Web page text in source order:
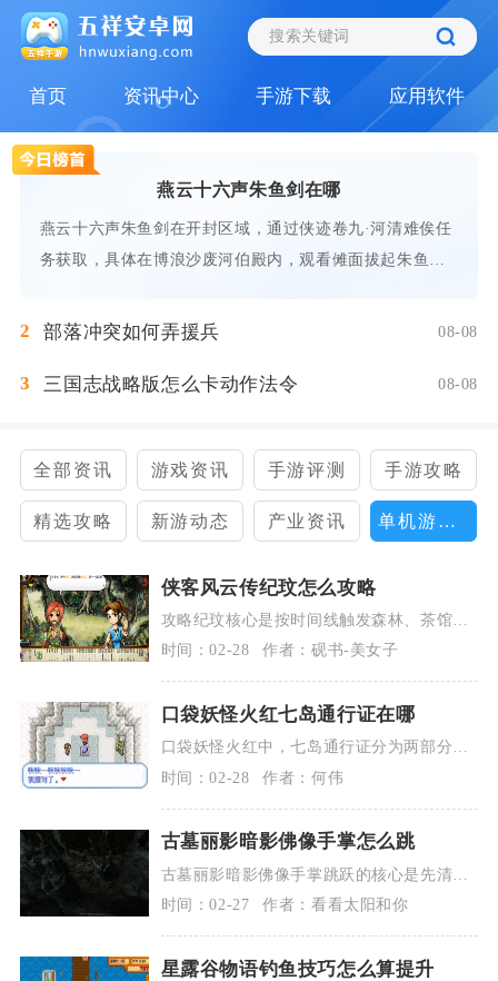
首页 资讯中心 手游下载 应用软件
燕云十六声朱鱼剑在哪
燕云十六声朱鱼剑在开封区域，通过侠迹卷九·河清难俟任
务获取，具体在博浪沙废河伯殿内，观看傩面拔起朱鱼剑
2 部落冲突如何弄援兵 08-08
3 三国志战略版怎么卡动作法令 08-08
全部资讯 游戏资讯 手游评测 手游攻略
精选攻略 新游动态 产业资讯 单机游戏攻略
侠客风云传纪玟怎么攻略
攻略纪玟核心是按时间线触发森林、茶馆、
湖畔关键事件，优先提升打猎与内功，全程
选对...
时间：02-28 作者：砚书-美女子
口袋妖怪火红七岛通行证在哪
口袋妖怪火红中，七岛通行证分为两部分，
前三岛的三岛通行证由正辉在红莲岛击败夏
伯后...
时间：02-28 作者：何伟
古墓丽影暗影佛像手掌怎么跳
古墓丽影暗影佛像手掌跳跃的核心是先清机
关、抓攀爬点、等旋转手掌到低位水平角度
时精...
时间：02-27 作者：看看太阳和你
星露谷物语钓鱼技巧怎么算提升